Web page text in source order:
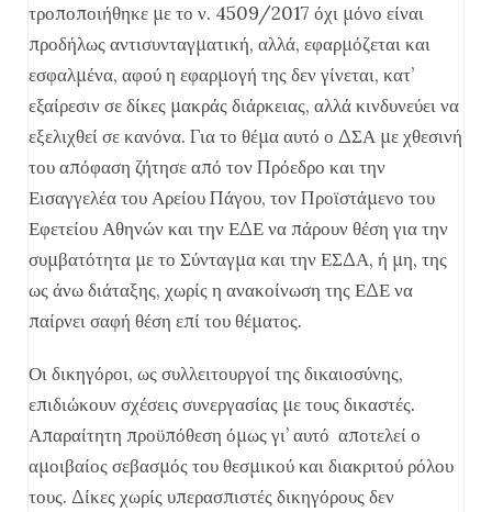
τροποποιήθηκε με το ν. 4509/2017 όχι μόνο είναι
προδήλως αντισυνταγματική, αλλά, εφαρμόζεται και
εσφαλμένα, αφού η εφαρμογή της δεν γίνεται, κατ’
εξαίρεσιν σε δίκες μακράς διάρκειας, αλλά κινδυνεύει να
εξελιχθεί σε κανόνα. Για το θέμα αυτό ο ΔΣΑ με χθεσινή
του απόφαση ζήτησε από τον Πρόεδρο και την
Εισαγγελέα του Αρείου Πάγου, τον Προϊστάμενο του
Εφετείου Αθηνών και την ΕΔΕ να πάρουν θέση για την
συμβατότητα με το Σύνταγμα και την ΕΣΔΑ, ή μη, της
ως άνω διάταξης, χωρίς η ανακοίνωση της ΕΔΕ να
παίρνει σαφή θέση επί του θέματος.
Οι δικηγόροι, ως συλλειτουργοί της δικαιοσύνης,
επιδιώκουν σχέσεις συνεργασίας με τους δικαστές.
Απαραίτητη προϋπόθεση όμως γι’ αυτό αποτελεί ο
αμοιβαίος σεβασμός του θεσμικού και διακριτού ρόλου
τους. Δίκες χωρίς υπερασπιστές δικηγόρους δεν